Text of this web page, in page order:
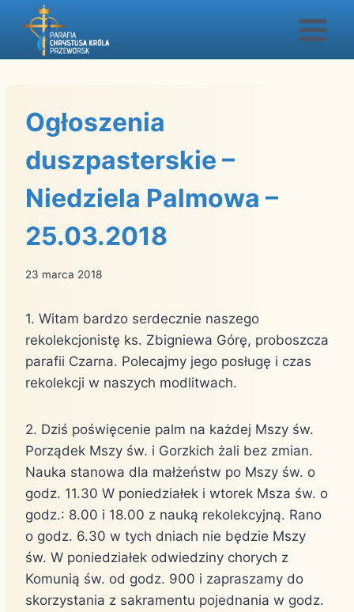
Przejdź
Ogłoszenia
duszpasterskie –
Niedziela Palmowa –
25.03.2018
23 marca 2018
1. Witam bardzo serdecznie naszego
rekolekcjonistę ks. Zbigniewa Górę, proboszcza
parafii Czarna. Polecajmy jego posługę i czas
rekolekcji w naszych modlitwach.
2. Dziś poświęcenie palm na każdej Mszy św.
Porządek Mszy św. i Gorzkich żali bez zmian.
Nauka stanowa dla małżeństw po Mszy św. o
godz. 11.30 W poniedziałek i wtorek Msza św. o
godz.: 8.00 i 18.00 z nauką rekolekcyjną. Rano
o godz. 6.30 w tych dniach nie będzie Mszy
św. W poniedziałek odwiedziny chorych z
Komunią św. od godz. 900 i zapraszamy do
skorzystania z sakramentu pojednania w godz.